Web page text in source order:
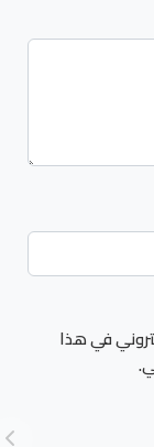
في هذا